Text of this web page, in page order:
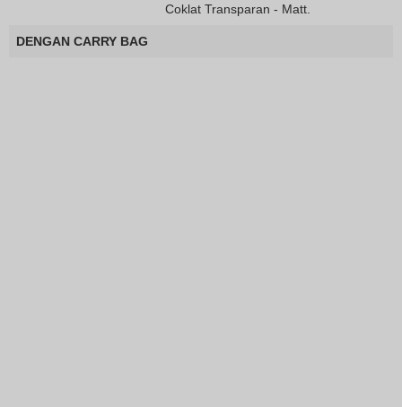
Coklat Transparan - Matt.
DENGAN CARRY BAG